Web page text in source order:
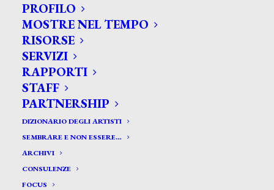
PROFILO
MOSTRE NEL TEMPO
RISORSE
SERVIZI
RAPPORTI
STAFF
PARTNERSHIP
DIZIONARIO DEGLI ARTISTI
SEMBRARE E NON ESSERE…
ARCHIVI
CONSULENZE
FOCUS
CERCA TRA GLI ARTISTI:
Search
for:
Gurrini